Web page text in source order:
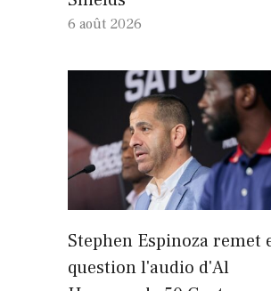
6 août 2026
Stephen Espinoza remet
question l'audio d'Al